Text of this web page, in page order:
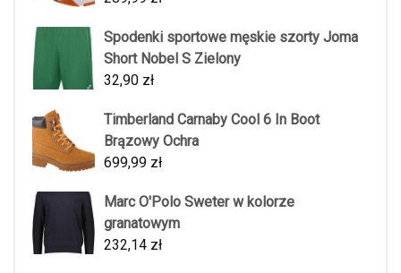
Spodenki sportowe męskie szorty Joma
Short Nobel S Zielony
32,90 zł
Timberland Carnaby Cool 6 In Boot
Brązowy Ochra
699,99 zł
Marc O'Polo Sweter w kolorze
granatowym
232,14 zł